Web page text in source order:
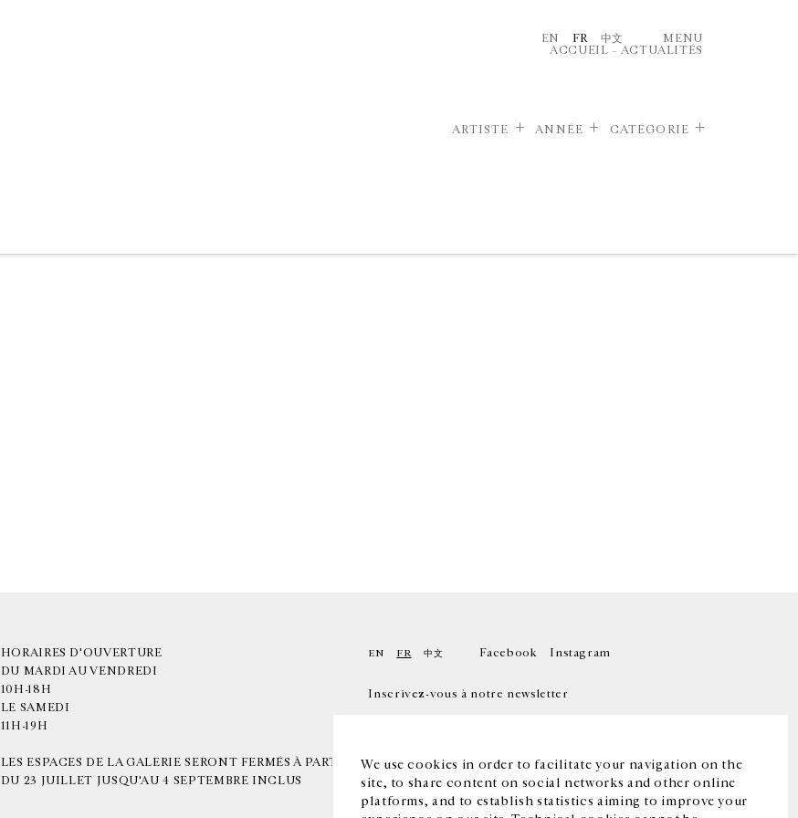
We use cookies in order to facilitate your navigation on the
site, to share content on social networks and other online
platforms, and to establish statistics aiming to improve your
EN FR 中文
MENU
ACCUEIL – ACTUALITÉS
ARTISTE ANNÉE CATÉGORIE
HORAIRES D'OUVERTURE
DU MARDI AU VENDREDI
10H-18H
LE SAMEDI
11H-19H
LES ESPACES DE LA GALERIE SERONT FERMÉS À PARTIR
DU 23 JUILLET JUSQU'AU 4 SEPTEMBRE INCLUS
EN FR 中文 Facebook Instagram
Inscrivez-vous à notre newsletter